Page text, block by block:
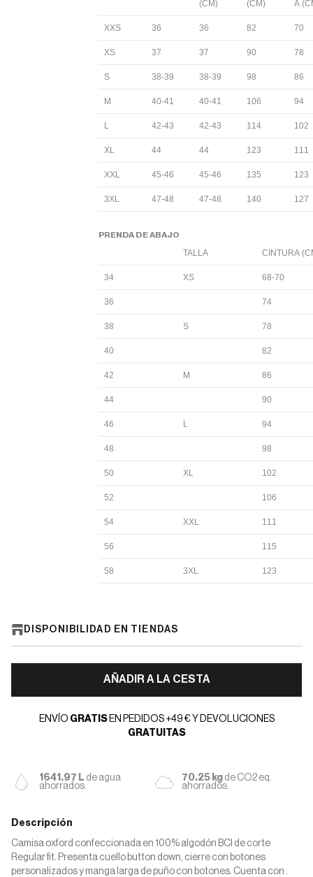
(CM) (CM) A
XXS 36 36 82 70
XS 37 37 90 78
S 38-39 38-39 98 86
M 40-41 40-41 106 94
L 42-43 42-43 114 102
XL 44 44 123 111
XXL 45-46 45-46 135 123
3XL 47-48 47-48 140 127
PRENDA DE ABAJO
TALLA CINTURA
34 XS 68-70
36 74
38 S 78
40 82
42 M 86
44 90
46 L 94
48 98
50 XL 102
52 106
54 XXL 111
56 115
58 3XL 123
DISPONIBILIDAD EN TIENDAS
AÑADIR A LA CESTA
ENVÍO GRATIS EN PEDIDOS +49 € Y DEVOLUCIONES
GRATUITAS
1641.97 L de agua
ahorrados.
70.25 kg de CO2 eq.
ahorrados.
Descripción
Camisa oxford confeccionada en 100% algodón BCI de corte
Regular fit. Presenta cuello button down, cierre con botones
personalizados y manga larga de puño con botones. Cuenta con .